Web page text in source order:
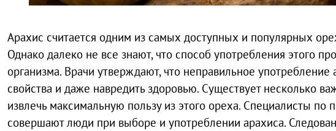
Арахис считается одним из самых доступных и популярных
Однако далеко не все знают, что способ употребления этого
организма. Врачи утверждают, что неправильное
свойства и даже навредить здоровью. Существует несколько
извлечь максимальную пользу из этого ореха. Специалисты
совершают люди при выборе и употреблении арахиса.